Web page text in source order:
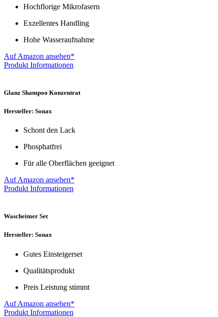
Hochflorige Mikrofasern
Exzellentes Handling
Hohe Wasseraufnahme
Auf Amazon ansehen*
Produkt Informationen
Glanz Shampoo Konzentrat
Hersteller: Sonax
Schont den Lack
Phosphatfrei
Für alle Oberflächen geeignet
Auf Amazon ansehen*
Produkt Informationen
Wascheimer Set
Hersteller: Sonax
Gutes Einsteigerset
Qualitätsprodukt
Preis Leistung stimmt
Auf Amazon ansehen*
Produkt Informationen